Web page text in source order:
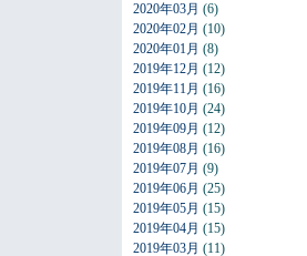
2020年03月 (6)
2020年02月 (10)
2020年01月 (8)
2019年12月 (12)
2019年11月 (16)
2019年10月 (24)
2019年09月 (12)
2019年08月 (16)
2019年07月 (9)
2019年06月 (25)
2019年05月 (15)
2019年04月 (15)
2019年03月 (11)